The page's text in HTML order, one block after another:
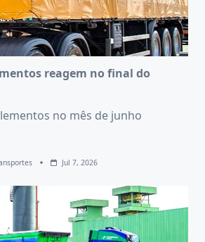
reagem no final do
no mês de junho
Jul 7, 2026